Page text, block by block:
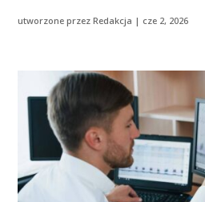
utworzone przezRedakcja | cze 2, 2026